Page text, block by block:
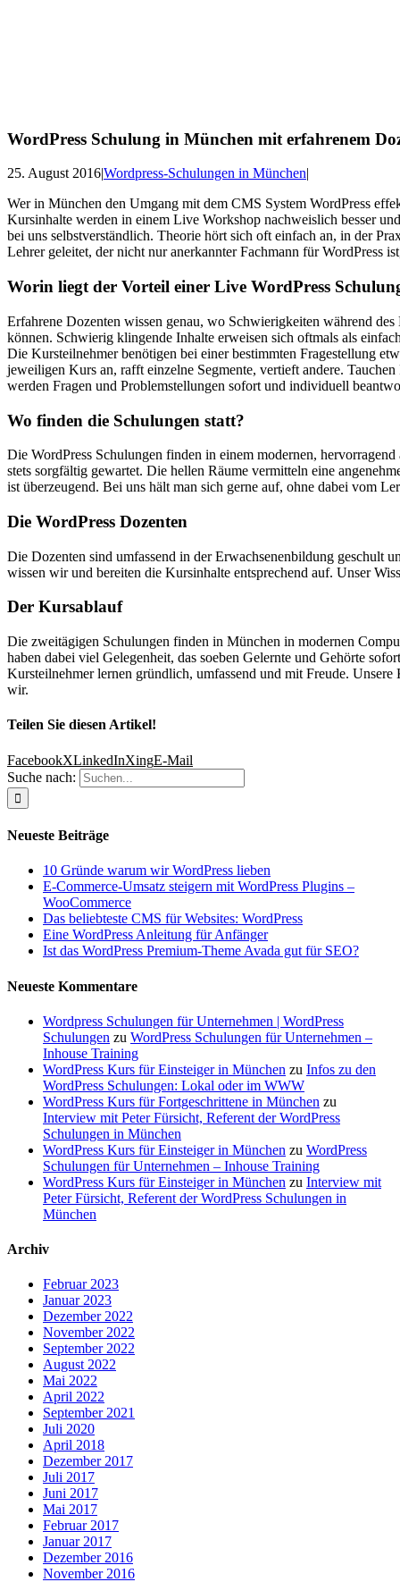
WordPress Schulung in München mit erfahrenem
25. August 2016|Wordpress-Schulungen in München|
Wer in München den Umgang mit dem CMS System WordPress
Kursinhalte werden in einem Live Workshop nachweislich besser
bei uns selbstverständlich. Theorie hört sich oft einfach an, in der
Lehrer geleitet, der nicht nur anerkannter Fachmann für WordPress
Worin liegt der Vorteil einer Live WordPress
Erfahrene Dozenten wissen genau, wo Schwierigkeiten während
können. Schwierig klingende Inhalte erweisen sich oftmals als
Die Kursteilnehmer benötigen bei einer bestimmten Fragestellung
jeweiligen Kurs an, rafft einzelne Segmente, vertieft andere.
werden Fragen und Problemstellungen sofort und individuell
Wo finden die Schulungen statt?
Die WordPress Schulungen finden in einem modernen,
stets sorgfältig gewartet. Die hellen Räume vermitteln eine
ist überzeugend. Bei uns hält man sich gerne auf, ohne dabei vom
Die WordPress Dozenten
Die Dozenten sind umfassend in der Erwachsenenbildung geschult
wissen wir und bereiten die Kursinhalte entsprechend auf. Unser
Der Kursablauf
Die zweitägigen Schulungen finden in München in modernen
haben dabei viel Gelegenheit, das soeben Gelernte und Gehörte
Kursteilnehmer lernen gründlich, umfassend und mit Freude.
wir.
Teilen Sie diesen Artikel!
FacebookXLinkedInXingE-Mail
Suche nach:
Neueste Beiträge
10 Gründe warum wir WordPress lieben
E-Commerce-Umsatz steigern mit WordPress Plugins –
WooCommerce
Das beliebteste CMS für Websites: WordPress
Eine WordPress Anleitung für Anfänger
Ist das WordPress Premium-Theme Avada gut für SEO?
Neueste Kommentare
Wordpress Schulungen für Unternehmen | WordPress
Schulungen zu WordPress Schulungen für Unternehmen –
Inhouse Training
WordPress Kurs für Einsteiger in München zu Infos zu den
WordPress Schulungen: Lokal oder im WWW
WordPress Kurs für Fortgeschrittene in München zu
Interview mit Peter Fürsicht, Referent der WordPress
Schulungen in München
WordPress Kurs für Einsteiger in München zu WordPress
Schulungen für Unternehmen – Inhouse Training
WordPress Kurs für Einsteiger in München zu Interview mit
Peter Fürsicht, Referent der WordPress Schulungen in
München
Archiv
Februar 2023
Januar 2023
Dezember 2022
November 2022
September 2022
August 2022
Mai 2022
April 2022
September 2021
Juli 2020
April 2018
Dezember 2017
Juli 2017
Juni 2017
Mai 2017
Februar 2017
Januar 2017
Dezember 2016
November 2016